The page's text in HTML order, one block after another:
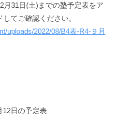
月31日(土)までの塾予定表をア
てご確認ください。
uploads/2022/08/B4表-R4-９月
12日の予定表